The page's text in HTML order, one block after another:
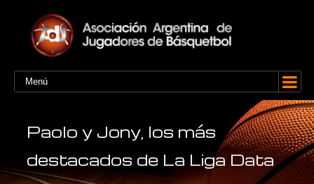
Menú
Paolo y Jony, los más
destacados de La Liga Data